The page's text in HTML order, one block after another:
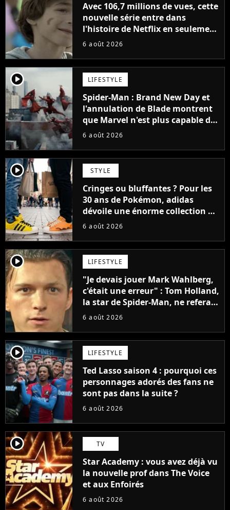
Avec 106,7 millions de vues, cette
nouvelle série entre dans
l'histoire de Netflix en seulement
48 jours
6 août 2026
player2 LIFESTYLE
Spider-Man : Brand New Day et
l'annulation de Blade montrent
que Marvel n'est plus capable de
faire quoi que ce soit de simple
6 août 2026
player2 STYLE
Cringes ou bluffantes ? Pour les
30 ans de Pokémon, adidas
dévoile une énorme collection de
sneakers et je ne sais pas quoi en
6 août 2026
player2 LIFESTYLE
"Je devais jouer Mark Wahlberg,
c'était une erreur" : Tom Holland,
la star de Spider-Man, ne referait
pas ce blockbuster
6 août 2026
player2 LIFESTYLE
Ted Lasso saison 4 : pourquoi ces
personnages adorés des fans ne
sont pas dans la suite ?
6 août 2026
player2 TV
Star Academy : vous avez déjà vu
la nouvelle prof dans The Voice
et aux Enfoirés
6 août 2026